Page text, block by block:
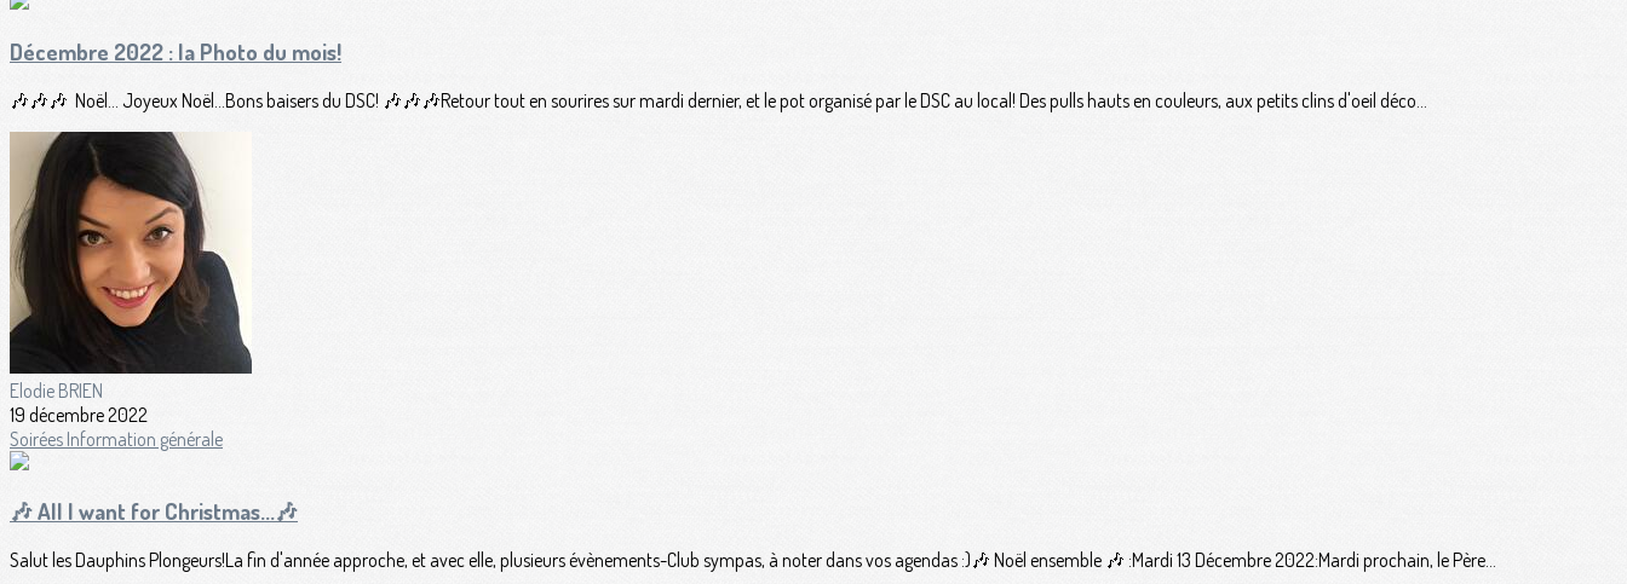
Décembre 2022 : la Photo du mois!
🎶🎶🎶 Noël... Joyeux Noël...Bons baisers du DSC! 🎶🎶🎶Retour tout en sourires sur mardi dernier, et le pot organisé par le DSC au local! Des pulls hauts en couleurs, aux petits clins d'oeil déco...
Elodie BRIEN
19 décembre 2022
Soirées Information générale
🎶 All I want for Christmas...🎶
Salut les Dauphins Plongeurs!La fin d'année approche, et avec elle, plusieurs évènements-Club sympas, à noter dans vos agendas :)🎶 Noël ensemble 🎶 :Mardi 13 Décembre 2022:Mardi prochain, le Père...